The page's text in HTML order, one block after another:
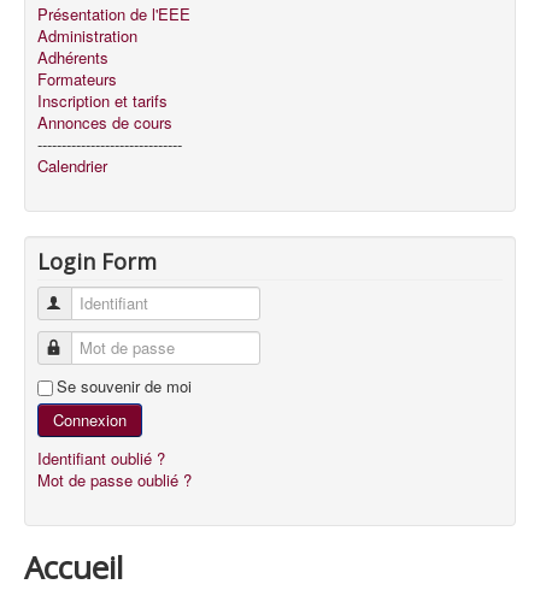
Présentation de l'EEE
Administration
Adhérents
Formateurs
Inscription et tarifs
Annonces de cours
------------------------------
Calendrier
Login Form
Identifiant
Mot de passe
Se souvenir de moi
Connexion
Identifiant oublié ?
Mot de passe oublié ?
Accueil